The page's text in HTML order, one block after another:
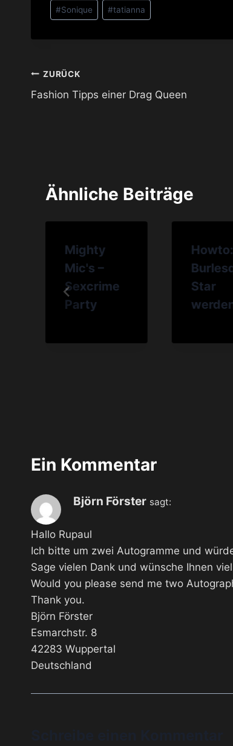
#Sonique #tatianna
Beitragsnavigation
ZURÜCK
Fashion Tipps einer Drag Queen
Ähnliche Beiträge
Mighty
Mic's –
Sexcrime
Party
Howto:
Star
Ein Kommentar
Björn Förster sagt:
Hallo Rupaul
Ich bitte um zwei Autogramme und
Sage vielen Dank und wünsche Ihnen
Would you please send me two
Thank you.
Björn Förster
Esmarchstr. 8
42283 Wuppertal
Deutschland